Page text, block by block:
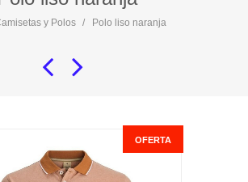
y Polos Polo liso naranja
OFERTA